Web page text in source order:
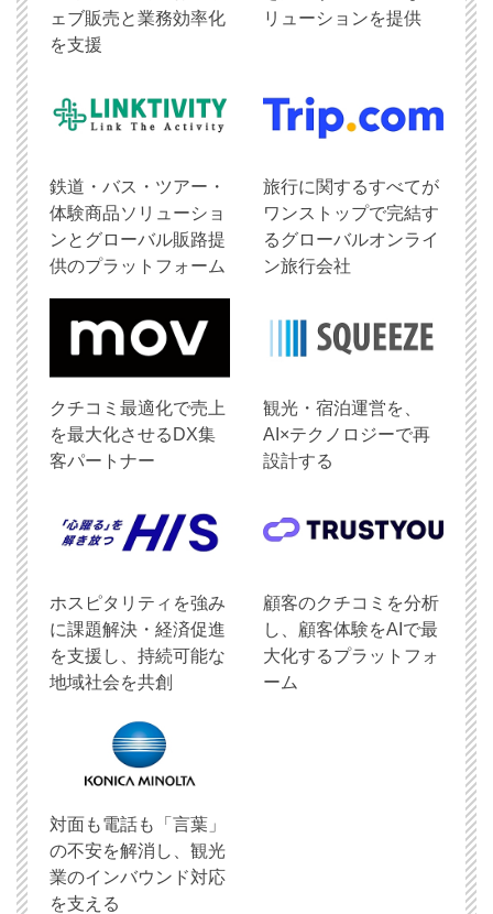
ェブ販売と業務効率化
を支援
リューションを提供
鉄道・バス・ツアー・
体験商品ソリューショ
ンとグローバル販路提
供のプラットフォーム
旅行に関するすべてが
ワンストップで完結す
るグローバルオンライ
ン旅行会社
クチコミ最適化で売上
を最大化させるDX集
客パートナー
観光・宿泊運営を、
AI×テクノロジーで再
設計する
ホスピタリティを強み
に課題解決・経済促進
を支援し、持続可能な
地域社会を共創
顧客のクチコミを分析
し、顧客体験をAIで最
大化するプラットフォ
ーム
対面も電話も「言葉」
の不安を解消し、観光
業のインバウンド対応
を支える